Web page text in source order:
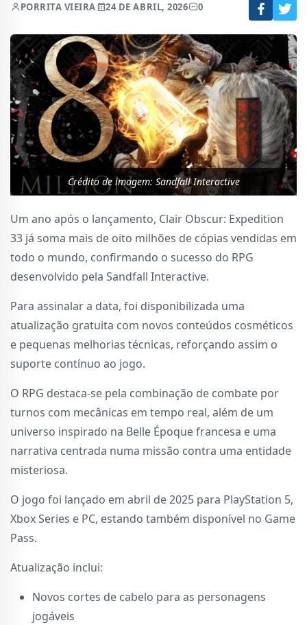
PORRITA VIEIRA 24 DE ABRIL, 2026 0
Crédito de imagem: Sandfall Interactive
Um ano após o lançamento, Clair Obscur: Expedition
33 já soma mais de oito milhões de cópias vendidas em
todo o mundo, confirmando o sucesso do RPG
desenvolvido pela Sandfall Interactive.
Para assinalar a data, foi disponibilizada uma
atualização gratuita com novos conteúdos cosméticos
e pequenas melhorias técnicas, reforçando assim o
suporte contínuo ao jogo.
O RPG destaca-se pela combinação de combate por
turnos com mecânicas em tempo real, além de um
universo inspirado na Belle Époque francesa e uma
narrativa centrada numa missão contra uma entidade
misteriosa.
O jogo foi lançado em abril de 2025 para PlayStation 5,
Xbox Series e PC, estando também disponível no Game
Pass.
Atualização inclui:
Novos cortes de cabelo para as personagens
jogáveis